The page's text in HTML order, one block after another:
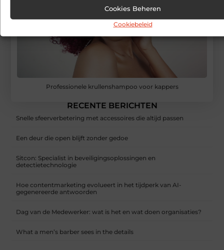
Cookies Beheren
Cookiebeleid
Professionele krullenshampoo voor kappers
RECENTE BERICHTEN
Snelle sfeerverbetering met accessoires die altijd passen
Een deur die open blijft zonder gedoe
Sitcon: Specialist in beveiligingsoplossingen en
detectietechnologie
Hoe contentmarketing evolueert in het tijdperk van AI-
gegenereerde antwoorden
Dag van de Medewerker: wat is het en wat doen organisaties?
What a men’s barber sees in the details